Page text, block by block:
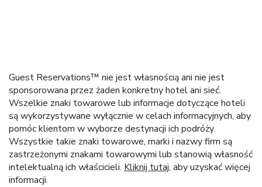
Guest Reservations™ nie jest własnością ani nie jest
sponsorowana przez żaden konkretny hotel ani sieć.
Wszelkie znaki towarowe lub informacje dotyczące hoteli
są wykorzystywane wyłącznie w celach informacyjnych, aby
pomóc klientom w wyborze destynacji ich podróży.
Wszystkie takie znaki towarowe, marki i nazwy firm są
zastrzeżonymi znakami towarowymi lub stanowią własność
intelektualną ich właścicieli. Kliknij tutaj, aby uzyskać więcej
informacji.